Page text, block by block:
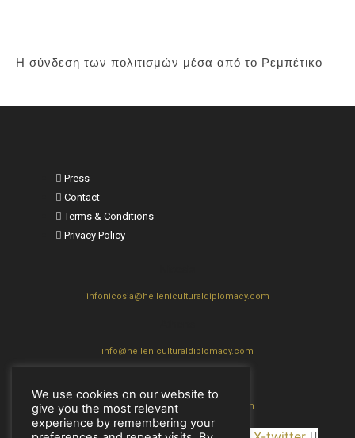
Η σύνδεση των πολιτισμών μέσα από το Ρεμπέτικο
Press
Contact
Terms & Conditions
Privacy Policy
infonicosia@helleniculturaldiplomacy.com
info@helleniculturaldiplomacy.com
thes@helleniculturaldiplomacy.com
We use cookies on our website to
give you the most relevant
experience by remembering your